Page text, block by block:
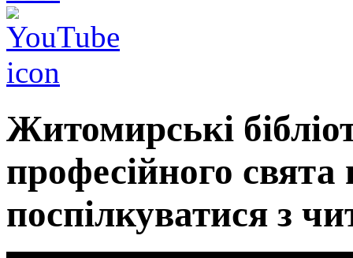
​Житомирські
професійного
поспілкуватися з